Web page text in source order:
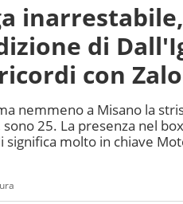
di
con
nemmeno a Misano la
25. La presenza nel
significa molto in chiave